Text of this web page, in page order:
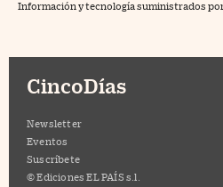
Información y tecnología suministrados
CincoDías
Newsletter
Eventos
Suscríbete
© Ediciones EL PAÍS s.l.